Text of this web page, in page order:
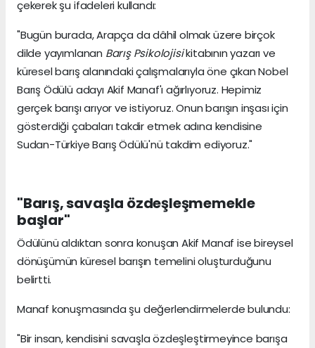
çekerek şu ifadeleri kullandı:
"Bugün burada, Arapça da dâhil olmak üzere birçok
dilde yayımlanan Barış Psikolojisikitabının yazarı ve
küresel barış alanındaki çalışmalarıyla öne çıkan Nobel
Barış Ödülü adayı Akif Manaf'ı ağırlıyoruz. Hepimiz
gerçek barışı arıyor ve istiyoruz. Onun barışın inşası için
gösterdiği çabaları takdir etmek adına kendisine
Sudan-Türkiye Barış Ödülü'nü takdim ediyoruz."
"Barış, savaşla özdeşleşmemekle
başlar"
Ödülünü aldıktan sonra konuşan Akif Manaf ise bireysel
dönüşümün küresel barışın temelini oluşturduğunu
belirtti.
Manaf konuşmasında şu değerlendirmelerde bulundu:
"Bir insan, kendisini savaşla özdeşleştirmeyince barışa